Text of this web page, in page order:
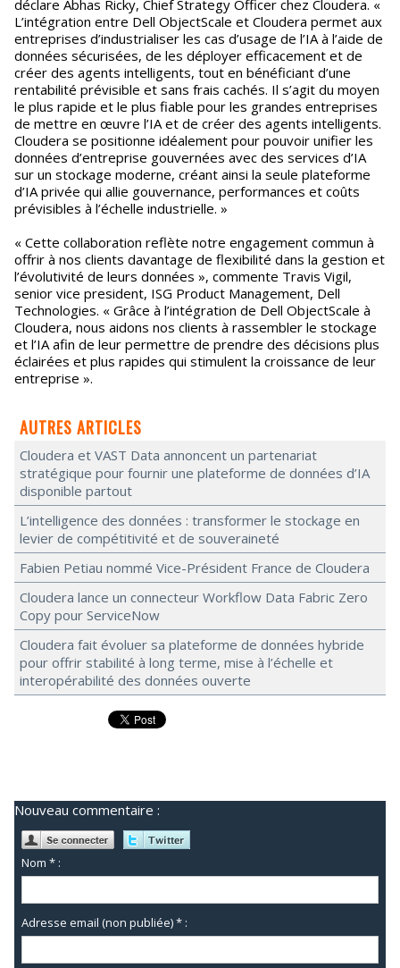
déclare Abhas Ricky, Chief Strategy Officer chez Cloudera. «
L’intégration entre Dell ObjectScale et Cloudera permet aux
entreprises d’industrialiser les cas d’usage de l’IA à l’aide de
données sécurisées, de les déployer efficacement et de
créer des agents intelligents, tout en bénéficiant d’une
rentabilité prévisible et sans frais cachés. Il s’agit du moyen
le plus rapide et le plus fiable pour les grandes entreprises
de mettre en œuvre l’IA et de créer des agents intelligents.
Cloudera se positionne idéalement pour pouvoir unifier les
données d’entreprise gouvernées avec des services d’IA
sur un stockage moderne, créant ainsi la seule plateforme
d’IA privée qui allie gouvernance, performances et coûts
prévisibles à l’échelle industrielle. »
« Cette collaboration reflète notre engagement commun à
offrir à nos clients davantage de flexibilité dans la gestion et
l’évolutivité de leurs données », commente Travis Vigil,
senior vice president, ISG Product Management, Dell
Technologies. « Grâce à l’intégration de Dell ObjectScale à
Cloudera, nous aidons nos clients à rassembler le stockage
et l’IA afin de leur permettre de prendre des décisions plus
éclairées et plus rapides qui stimulent la croissance de leur
entreprise ».
AUTRES ARTICLES
Cloudera et VAST Data annoncent un partenariat
stratégique pour fournir une plateforme de données d’IA
disponible partout
L’intelligence des données : transformer le stockage en
levier de compétitivité et de souveraineté
Fabien Petiau nommé Vice-Président France de Cloudera
Cloudera lance un connecteur Workflow Data Fabric Zero
Copy pour ServiceNow
Cloudera fait évoluer sa plateforme de données hybride
pour offrir stabilité à long terme, mise à l’échelle et
interopérabilité des données ouverte
Nouveau commentaire :
Nom * :
Adresse email (non publiée) * :